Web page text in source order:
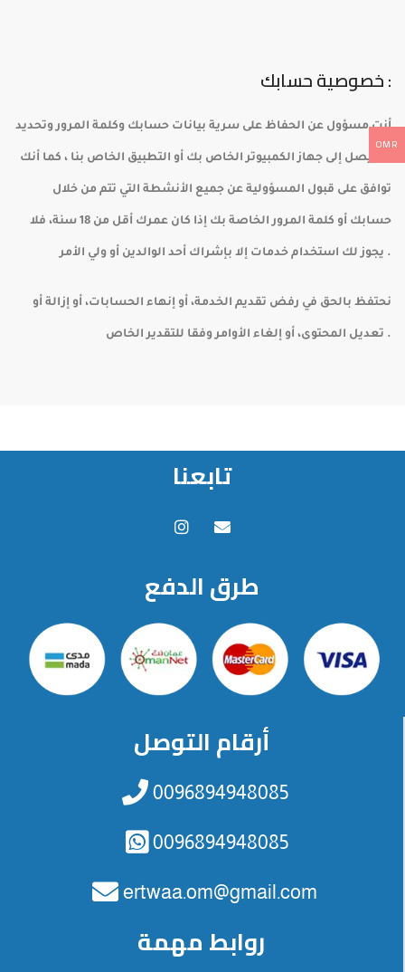
خصوصية حسابك :
أنت مسؤول عن الحفاظ على سرية بيانات حسابك وكلمة المرور وتحديد
من يصل إلى جهاز الكمبيوتر الخاص بك أو التطبيق الخاص بنا ، كما أنك
توافق على قبول المسؤولية عن جميع الأنشطة التي تتم من خلال
حسابك أو كلمة المرور الخاصة بك إذا كان عمرك أقل من 18 سنة، فلا
يجوز لك استخدام خدمات إلا بإشراك أحد الوالدين أو ولي الأمر .
نحتفظ بالحق في رفض تقديم الخدمة، أو إنهاء الحسابات، أو إزالة أو
تعديل المحتوى، أو إلغاء الأوامر وفقا للتقدير الخاص .
تابعنا
طرق الدفع
أرقام التوصل
0096894948085
0096894948085
ertwaa.om@gmail.com
روابط مهمة
OMR